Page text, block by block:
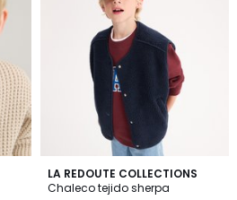
LA REDOUTE COLLECTIONS
Chaleco tejido sherpa
5
/